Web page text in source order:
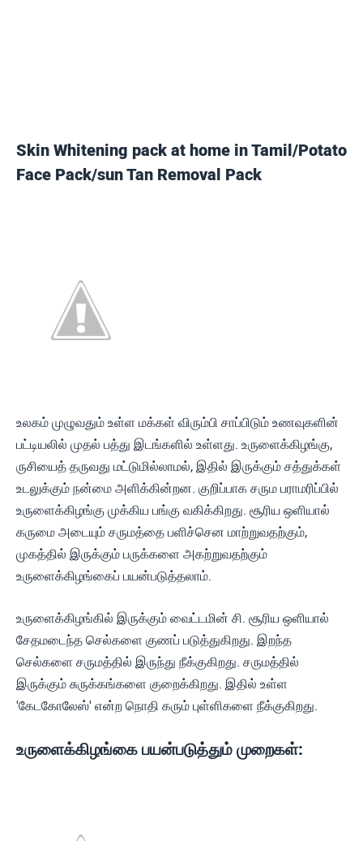
Skin Whitening pack at home in Tamil/Potato
Face Pack/sun Tan Removal Pack
உலகம் முழுவதும் உள்ள மக்கள் விரும்பி சாப்பிடும் உணவுகளின்
பட்டியலில் முதல் பத்து இடங்களில் உள்ளது. உருளைக்கிழங்கு,
ருசியைத் தருவது மட்டுமில்லாமல், இதில் இருக்கும் சத்துக்கள்
உடலுக்கும் நன்மை அளிக்கின்றன. குறிப்பாக சரும பராமரிப்பில்
உருளைக்கிழங்கு முக்கிய பங்கு வகிக்கிறது. சூரிய ஒளியால்
கருமை அடையும் சருமத்தை பளிச்சென மாற்றுவதற்கும்,
முகத்தில் இருக்கும் பருக்களை அகற்றுவதற்கும்
உருளைக்கிழங்கைப் பயன்படுத்தலாம்.
உருளைக்கிழங்கில் இருக்கும் வைட்டமின் சி. சூரிய ஒளியால்
சேதமடைந்த செல்களை குணப் படுத்துகிறது. இறந்த
செல்களை சருமத்தில் இருந்து நீக்குகிறது. சருமத்தில்
இருக்கும் சுருக்கங்களை குறைக்கிறது. இதில் உள்ள
'கேடகோலேஸ்' என்ற நொதி கரும் புள்ளிகளை நீக்குகிறது.
உருளைக்கிழங்கை பயன்படுத்தும் முறைகள்: